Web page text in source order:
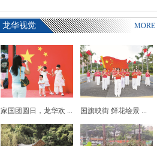
龙华视觉 MORE
家国团圆日，龙华欢 ... 国旗映街 鲜花绘景 ...